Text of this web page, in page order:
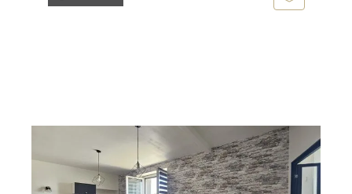
CHATEAUROUX 36
32,78 m , 2 pièces
Ref : 10402